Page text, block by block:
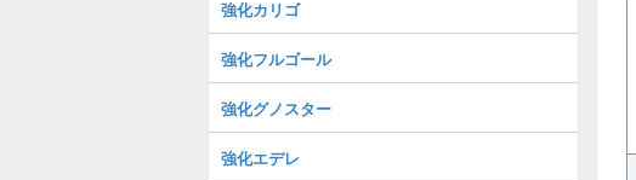
強化カリゴ
強化フルゴール
強化グノスター
強化エデレ